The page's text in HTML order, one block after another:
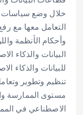
خلال وضع سياسات
التعامل معها مع
وأحكام الأنظمة
البيانات والذكاء
للبيانات والذكاء
تنظيم وتطوير
مستوى الممارسة
الاصطناعي في